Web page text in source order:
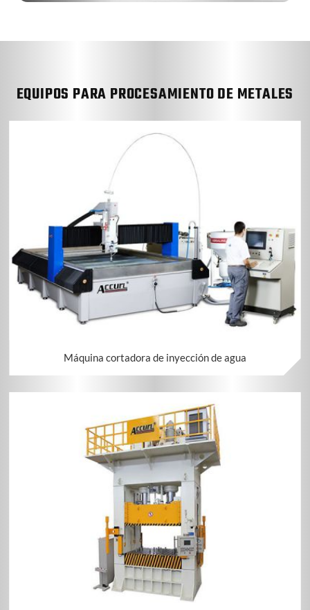
EQUIPOS PARA PROCESAMIENTO DE METALES
Máquina cortadora de inyección de agua